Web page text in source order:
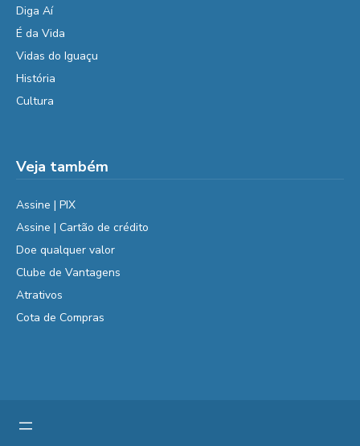
Diga Aí
É da Vida
Vidas do Iguaçu
História
Cultura
Veja também
Assine | PIX
Assine | Cartão de crédito
Doe qualquer valor
Clube de Vantagens
Atrativos
Cota de Compras